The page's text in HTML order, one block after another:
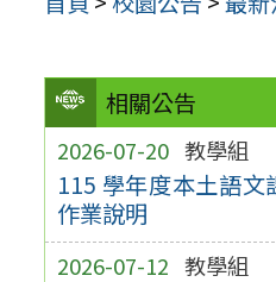
相關公告
2026-07-20 教學組
115 學年度本土語文
作業說明
2026-07-12 教學組